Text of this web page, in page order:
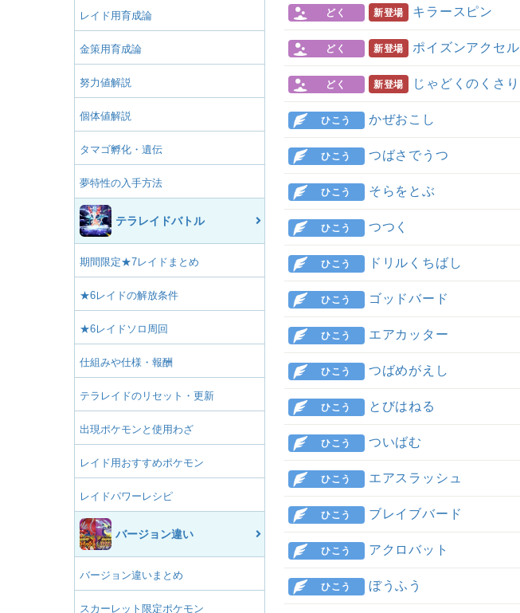
レイド用育成論
金策用育成論
努力値解説
個体値解説
タマゴ孵化・遺伝
夢特性の入手方法
テラレイドバトル
期間限定★7レイドまとめ
★6レイドの解放条件
★6レイドソロ周回
仕組みや仕様・報酬
テラレイドのリセット・更新
出現ポケモンと使用わざ
レイド用おすすめポケモン
レイドパワーレシピ
バージョン違い
バージョン違いまとめ
スカーレット限定ポケモン
どく 新登場 キラースピン
どく 新登場 ポイズンアクセル
どく 新登場 じゃどくのくさり
ひこう かぜおこし
ひこう つばさでうつ
ひこう そらをとぶ
ひこう つつく
ひこう ドリルくちばし
ひこう ゴッドバード
ひこう エアカッター
ひこう つばめがえし
ひこう とびはねる
ひこう ついばむ
ひこう エアスラッシュ
ひこう ブレイブバード
ひこう アクロバット
ひこう ぼうふう